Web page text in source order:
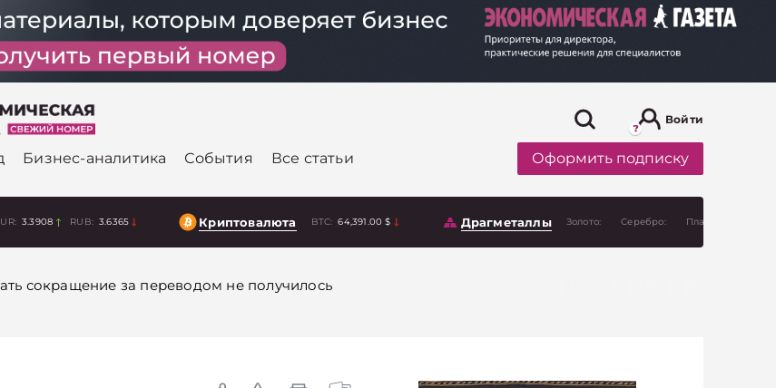
Войти
Бизнес-аналитика События Все статьи Оформить подписку
3.3908 RUB: 3.6365 Криптовалюта BTC: 64,391.00 $ Драгметаллы Золото: Серебро: Платина:
сокращение за переводом не получилось